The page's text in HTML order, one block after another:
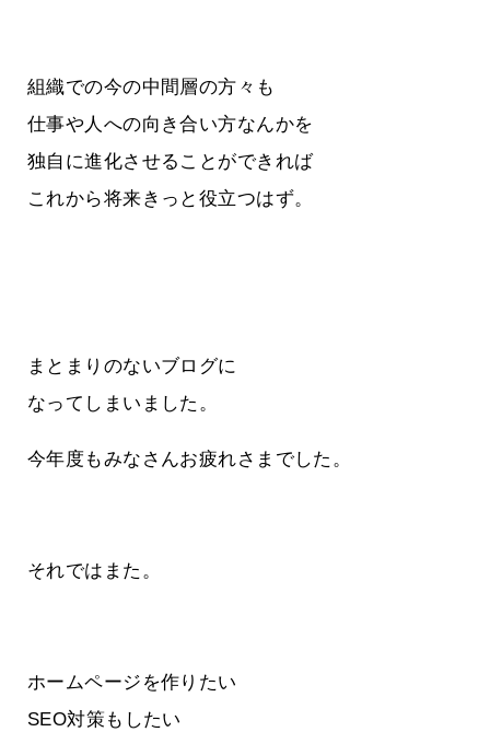
組織での今の中間層の方々も
仕事や人への向き合い方なんかを
独自に進化させることができれば
これから将来きっと役立つはず。
まとまりのないブログに
なってしまいました。
今年度もみなさんお疲れさまでした。
それではまた。
ホームページを作りたい
SEO対策もしたい